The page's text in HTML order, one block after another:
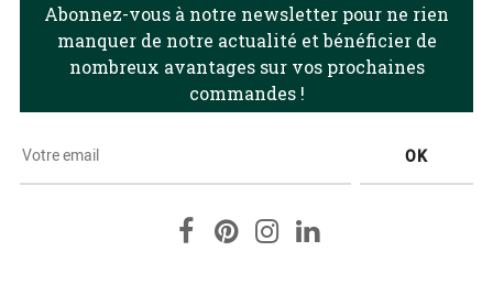
Abonnez-vous à notre newsletter pour ne rien
manquer de notre actualité et bénéficier de
nombreux avantages sur vos prochaines
commandes !
OK
FacebookPinterestInstagram